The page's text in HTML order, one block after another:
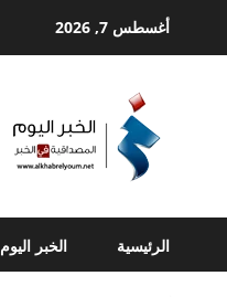
أغسطس 7, 2026
الرئيسية الخبر اليوم